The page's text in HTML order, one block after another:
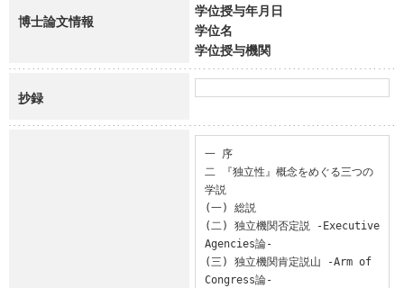
博士論文情報
学位授与年月日
学位名
学位授与機関
抄録
一 序
二 『独立性』概念をめぐる三つの
学説
(一) 総説
(二) 独立機関否定説 -Executive
Agencies論-
(三) 独立機関肯定説山 -Arm of
Congress論-